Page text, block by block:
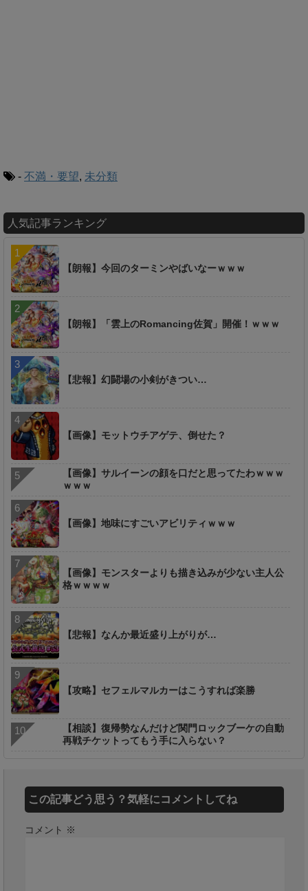
- 不満・要望, 未分類
人気記事ランキング
【朗報】今回のターミンやばいなーｗｗｗ
【朗報】「雲上のRomancing佐賀」開催！ｗｗｗ
【悲報】幻闘場の小剣がきつい…
【画像】モットウチアゲテ、倒せた？
【画像】サルイーンの顔を口だと思ってたわｗｗｗ
ｗｗｗ
【画像】地味にすごいアビリティｗｗｗ
【画像】モンスターよりも描き込みが少ない主人公
格ｗｗｗｗ
【悲報】なんか最近盛り上がりが…
【攻略】セフェルマルカーはこうすれば楽勝
【相談】復帰勢なんだけど関門ロックブーケの自動
再戦チケットってもう手に入らない？
この記事どう思う？気軽にコメントしてね
コメント ※